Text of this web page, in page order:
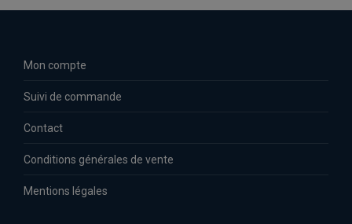
Mon compte
Suivi de commande
Contact
Conditions générales de vente
Mentions légales